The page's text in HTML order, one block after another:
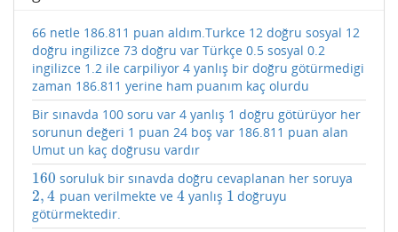
66 netle 186.811 puan aldım.Turkce 12 doğru sosyal 12
doğru ingilizce 73 doğru var Türkçe 0.5 sosyal 0.2
ingilizce 1.2 ile carpiliyor 4 yanlış bir doğru götürmedigi
zaman 186.811 yerine ham puanım kaç olurdu
Bir sınavda 100 soru var 4 yanlış 1 doğru götürüyor her
sorunun değeri 1 puan 24 boş var 186.811 puan alan
Umut un kaç doğrusu vardır
160
160 soruluk bir sınavda doğru cevaplanan her soruya
2,4
2,4 puan verilmekte ve 4
4yanlış 1
1 doğruyu
götürmektedir.